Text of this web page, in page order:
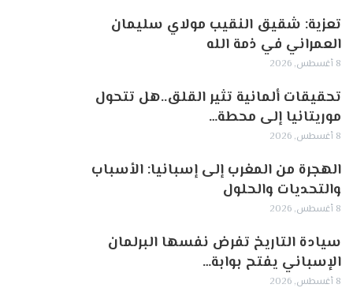
تعزية: شقيق النقيب مولاي سليمان
العمراني في ذمة الله
8 أغسطس, 2026
تحقيقات ألمانية تثير القلق..هل تتحول
موريتانيا إلى محطة…
8 أغسطس, 2026
الهجرة من المغرب إلى إسبانيا: الأسباب
والتحديات والحلول
8 أغسطس, 2026
سيادة التاريخ تفرض نفسها البرلمان
الإسباني يفتح بوابة…
8 أغسطس, 2026